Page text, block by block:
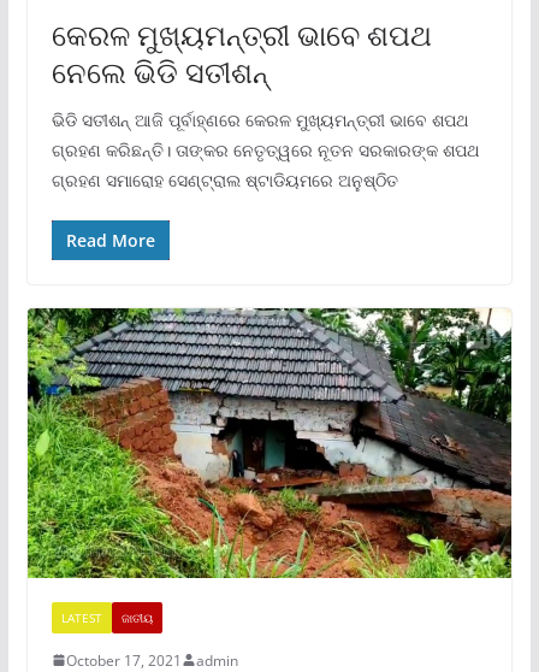
କେରଳ ମୁଖ୍ୟମନ୍ତ୍ରୀ ଭାବେ ଶପଥ
ନେଲେ ଭିଡି ସତୀଶନ୍‌
ଭିଡି ସତୀଶନ୍‌ ଆଜି ପୂର୍ବାହ୍‌ଣରେ କେରଳ ମୁଖ୍ୟମନ୍ତ୍ରୀ ଭାବେ ଶପଥ
ଗ୍ରହଣ କରିଛନ୍ତି। ତାଙ୍କର ନେତୃତ୍ୱରେ ନୂତନ ସରକାରଙ୍କ ଶପଥ
ଗ୍ରହଣ ସମାରୋହ ସେଣ୍ଟ୍ରାଲ ଷ୍ଟାଡିୟମରେ ଅନୁଷ୍ଠିତ
Read More
LATEST ଜାତୀୟ
October 17, 2021 admin